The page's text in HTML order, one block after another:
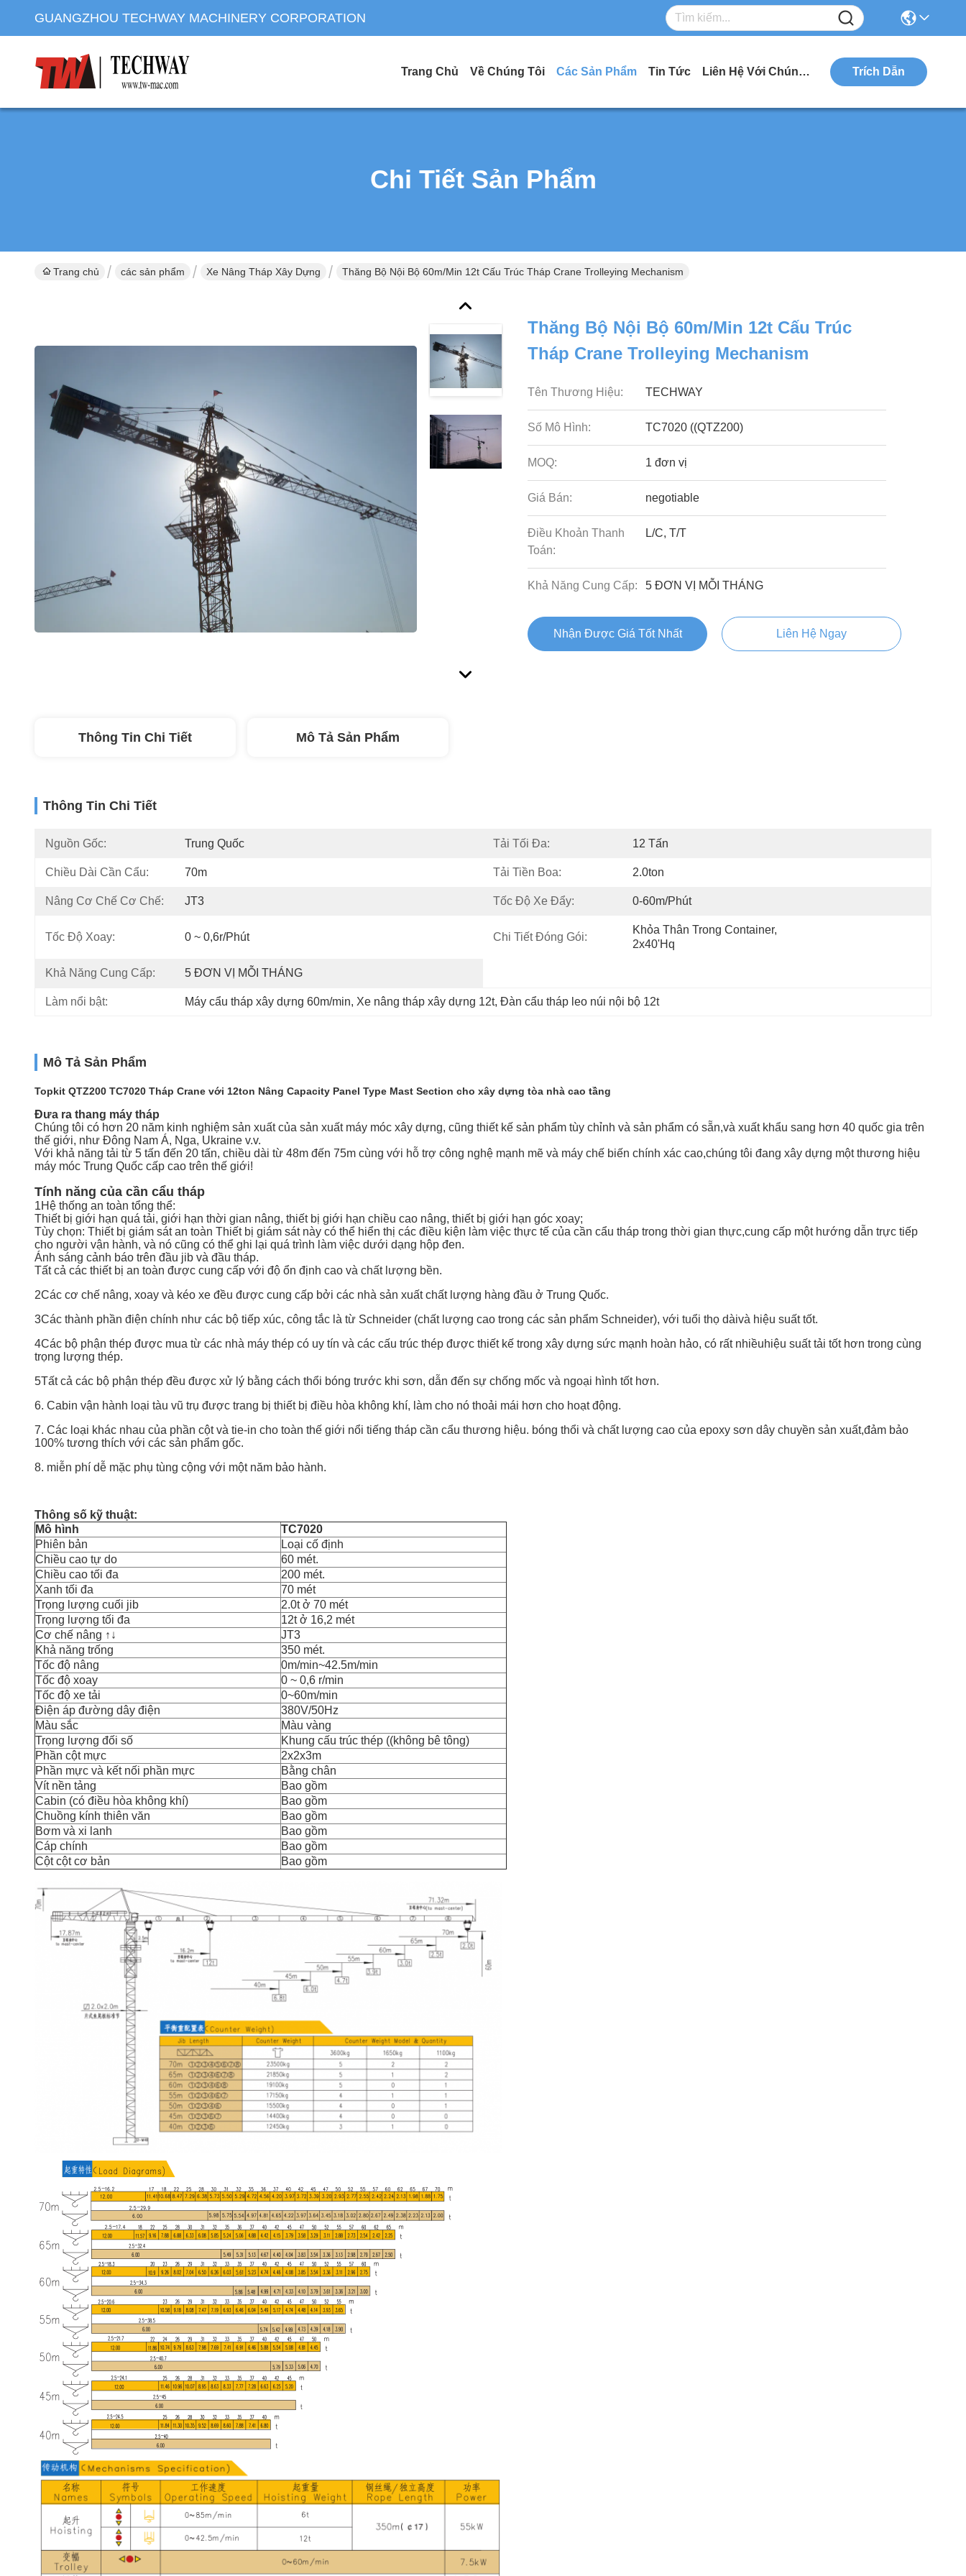
GUANGZHOU TECHWAY MACHINERY CORPORATION
Trang Chủ Về Chúng Tôi Các Sản Phẩm Tin Tức Liên Hệ Với Chúng Tôi Trích Dẫn
Chi Tiết Sản Phẩm
Trang chủ các sản phẩm Xe Nâng Tháp Xây Dựng Thăng Bộ Nội Bộ 60m/min 12t Cấu Trúc Tháp Crane Trolleying Mechanism
Thăng Bộ Nội Bộ 60m/min 12t Cấu Trúc
Tháp Crane Trolleying Mechanism
Tên Thương Hiệu: TECHWAY
Số Mô Hình: TC7020 ((QTZ200)
MOQ: 1 đơn vị
Giá Bán: negotiable
Điều Khoản Thanh
Toán:
L/C, T/T
Khả Năng Cung Cấp: 5 ĐƠN VỊ MỖI THÁNG
Nhận Được Giá Tốt Nhất Liên Hệ Ngay
Thông Tin Chi Tiết Mô Tả Sản Phẩm
Thông Tin Chi Tiết
Nguồn Gốc: Trung Quốc Tải Tối Đa: 12 Tấn
Chiều Dài Cần Cẩu: 70m Tải Tiền Boa: 2.0ton
Nâng Cơ Chế Cơ Chế: JT3 Tốc Độ Xe Đẩy: 0-60m/phút
Tốc Độ Xoay: 0 ~ 0,6r/phút Chi Tiết Đóng Gói:
Khỏa Thân Trong Container,
2x40'hq
Khả Năng Cung Cấp: 5 ĐƠN VỊ MỖI THÁNG
Làm nổi bật: Máy cẩu tháp xây dựng 60m/min, Xe nâng tháp xây dựng 12t, Đàn cẩu tháp leo núi nội bộ 12t
Mô Tả Sản Phẩm
Topkit QTZ200 TC7020 Tháp Crane với 12ton Nâng Capacity Panel Type Mast Section cho xây dựng tòa nhà cao tầng
Đưa ra thang máy tháp
Chúng tôi có hơn 20 năm kinh nghiệm sản xuất của sản xuất máy móc xây dựng, cũng thiết kế sản phẩm tùy chỉnh và sản phẩm có sẵn,và xuất khẩu sang hơn 40 quốc gia trên
thế giới, như Đông Nam Á, Nga, Ukraine v.v.
Với khả năng tải từ 5 tấn đến 20 tấn, chiều dài từ 48m đến 75m cùng với hỗ trợ công nghệ mạnh mẽ và máy chế biến chính xác cao,chúng tôi đang xây dựng một thương hiệu
máy móc Trung Quốc cấp cao trên thế giới!
Tính năng của cần cẩu tháp
1Hệ thống an toàn tổng thể:
Thiết bị giới hạn quá tải, giới hạn thời gian nâng, thiết bị giới hạn chiều cao nâng, thiết bị giới hạn góc xoay;
Tùy chọn: Thiết bị giám sát an toàn Thiết bị giám sát này có thể hiển thị các điều kiện làm việc thực tế của cần cẩu tháp trong thời gian thực,cung cấp một hướng dẫn trực tiếp
cho người vận hành, và nó cũng có thể ghi lại quá trình làm việc dưới dạng hộp đen.
Ánh sáng cảnh báo trên đầu jib và đầu tháp.
Tất cả các thiết bị an toàn được cung cấp với độ ổn định cao và chất lượng bền.
2Các cơ chế nâng, xoay và kéo xe đều được cung cấp bởi các nhà sản xuất chất lượng hàng đầu ở Trung Quốc.
3Các thành phần điện chính như các bộ tiếp xúc, công tắc là từ Schneider (chất lượng cao trong các sản phẩm Schneider), với tuổi thọ dàivà hiệu suất tốt.
4Các bộ phận thép được mua từ các nhà máy thép có uy tín và các cấu trúc thép được thiết kế trong xây dựng sức mạnh hoàn hảo, có rất nhiềuhiệu suất tải tốt hơn trong cùng
trọng lượng thép.
5Tất cả các bộ phận thép đều được xử lý bằng cách thổi bóng trước khi sơn, dẫn đến sự chống mốc và ngoại hình tốt hơn.
6. Cabin vận hành loại tàu vũ trụ được trang bị thiết bị điều hòa không khí, làm cho nó thoải mái hơn cho hoạt động.
7. Các loại khác nhau của phần cột và tie-in cho toàn thế giới nổi tiếng tháp cần cẩu thương hiệu. bóng thổi và chất lượng cao của epoxy sơn dây chuyền sản xuất,đảm bảo
100% tương thích với các sản phẩm gốc.
8. miễn phí dễ mặc phụ tùng cộng với một năm bảo hành.
Thông số kỹ thuật:
Mô hình
TC7020
Phiên bản
Loại cố định
Chiều cao tự do
60 mét.
Chiều cao tối đa
200 mét.
Xanh tối đa
70 mét
Trọng lượng cuối jib
2.0t ở 70 mét
Trọng lượng tối đa
12t ở 16,2 mét
Cơ chế nâng ↑↓
JT3
Khả năng trống
350 mét.
Tốc độ nâng
0m/min~42.5m/min
Tốc độ xoay
0 ~ 0,6 r/min
Tốc độ xe tải
0~60m/min
Điện áp đường dây điện
380V/50Hz
Màu sắc
Màu vàng
Trọng lượng đối số
Khung cấu trúc thép ((không bê tông)
Phần cột mực
2x2x3m
Phần mực và kết nối phần mực
Bằng chân
Vít nền tảng
Bao gồm
Cabin (có điều hòa không khí)
Bao gồm
Chuồng kính thiên văn
Bao gồm
Bơm và xi lanh
Bao gồm
Cáp chính
Bao gồm
Cột cột cơ bản
Bao gồm